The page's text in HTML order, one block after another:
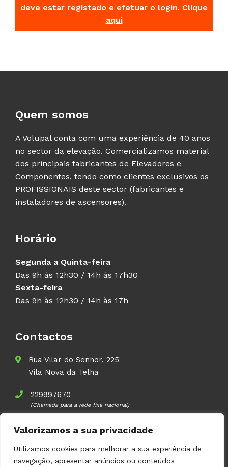
Valorizamos a sua privacidade
Utilizamos cookies para melhorar a sua experiência de
navegação, apresentar anúncios ou conteúdos
deve estar registado e efetuar o login. Clique
aqui
Quem somos
A Volupal conta com uma experiência de 40 anos
no sector da elevação. Comercializamos material
dos principais fabricantes de Elevadores e
Componentes, tendo como clientes exclusivos os
PROFISSIONAIS deste sector (fabricantes e
instaladores de ascensores).
Horário
Segunda a Quinta-feira
Das 9h às 12h30 / 14h às 17h30
Sexta-feira
Das 9h às 12h30 / 14h às 17h
Contactos
Rua Vilar do Senhor, 225
Vila Nova da Telha
229997670
(Chamada para a rede fixa nacional)
937911083
(Chamada para a rede móvel nacional)
geral@volupal.pt